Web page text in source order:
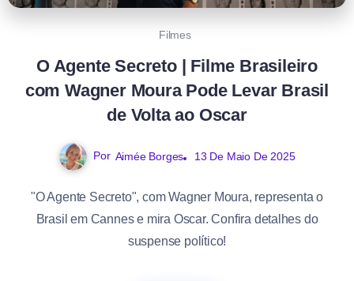
Filmes
O Agente Secreto | Filme Brasileiro
com Wagner Moura Pode Levar Brasil
de Volta ao Oscar
Por Aimée Borges 13 De Maio De 2025
"O Agente Secreto", com Wagner Moura, representa o
Brasil em Cannes e mira Oscar. Confira detalhes do
suspense político!